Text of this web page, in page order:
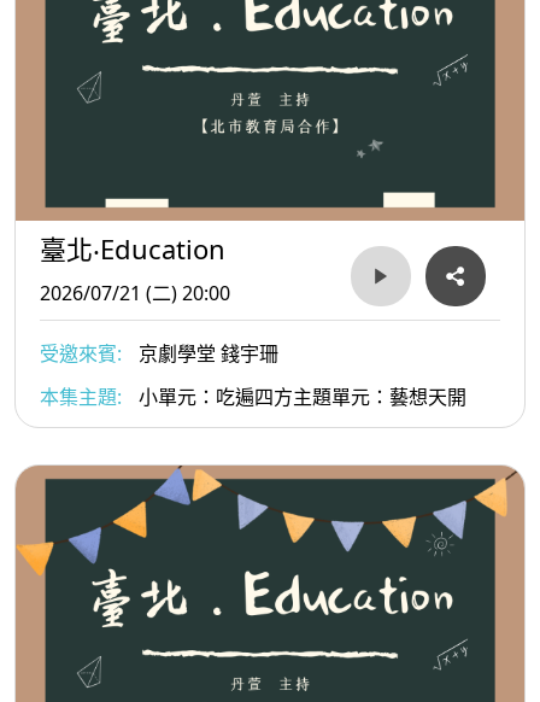
臺北‧Education
2026/07/21 (二) 20:00
受邀來賓:
京劇學堂 錢宇珊
本集主題:
小單元：吃遍四方主題單元：藝想天開